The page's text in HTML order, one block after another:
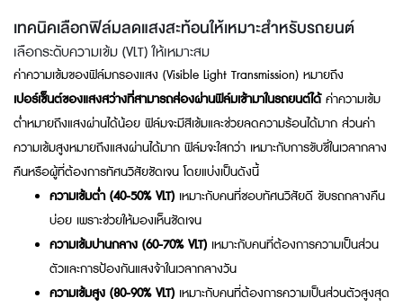
เทคนิคเลือกฟิล์มลดแสงสะท้อนให้เหมาะสำหรับรถยนต์
เลือกระดับความเข้ม (VLT) ให้เหมาะสม
ค่าความเข้มของฟิล์มกรองแสง (Visible Light Transmission) หมายถึง
เปอร์เซ็นต์ของแสงสว่างที่สามารถส่องผ่านฟิล์มเข้ามาในรถยนต์ได้ค่าความเข้ม
ต่ำหมายถึงแสงผ่านได้น้อย ฟิล์มจะมีสีเข้มและช่วยลดความร้อนได้มาก ส่วนค่า
ความเข้มสูงหมายถึงแสงผ่านได้มาก ฟิล์มจะใสกว่า เหมาะกับการขับขี่ในเวลากลาง
คืนหรือผู้ที่ต้องการทัศนวิสัยชัดเจน โดยแบ่งเป็นดังนี้
ความเข้มต่ำ (40-50% VLT) เหมาะกับคนที่ชอบทัศนวิสัยดี ขับรถกลางคืน
บ่อย เพราะช่วยให้มองเห็นชัดเจน
ความเข้มปานกลาง (60-70% VLT) เหมาะกับคนที่ต้องการความเป็นส่วน
ตัวและการป้องกันแสงจ้าในเวลากลางวัน
ความเข้มสูง (80-90% VLT) เหมาะกับคนที่ต้องการความเป็นส่วนตัวสูงสุด